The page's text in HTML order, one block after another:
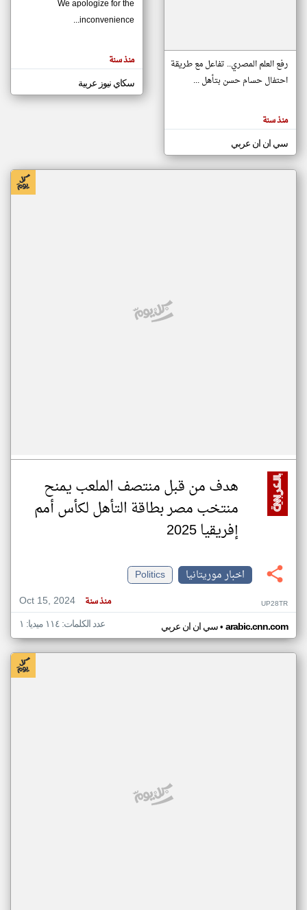
مصادر الأخبار من موريتانيا
اخبار موريتانيا على مدار الساعة
أهم اخبار موريتانيا العاجلة والمباشرة
المقالات
الموجوده
هنا عن
رفع العلم المصري.. تفاعل مع طريقة
احتفال حسام حسن بتأهل ...
منذ سنة
سي ان ان عربي
We apologize for the
inconvenience...
منذ سنة
سكاي نيوز عربية
هدف من قبل منتصف الملعب يمنح
منتخب مصر بطاقة التأهل لكأس أمم
إفريقيا 2025
اخبار موريتانيا
Politics
Oct 15, 2024
منذ سنة UP28TR
سي ان ان عربي• arabic.cnn.com عدد الكلمات: ١١٤ ميديا: ١
klyoum.com